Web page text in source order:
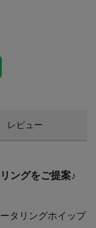
レビュー
ングをご提案♪
タリングホイップ